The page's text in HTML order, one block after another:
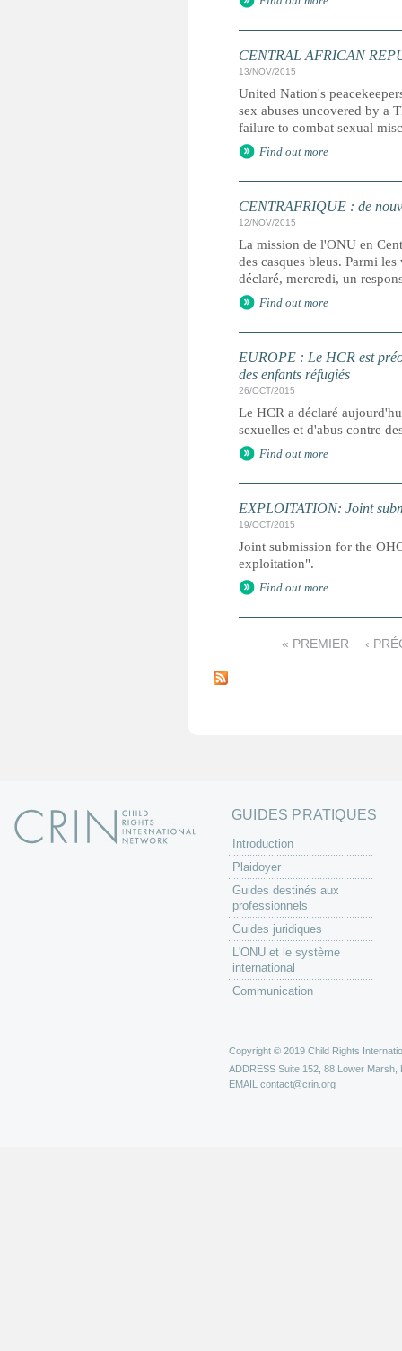
CENTRAL AFRICAN
13/NOV/2015
United Nation's
sex abuses uncovered by a
failure to combat sexual
Find out more
CENTRAFRIQUE : de
12/NOV/2015
La mission de l'ONU en
des casques bleus. Parmi
déclaré, mercredi, un
Find out more
EUROPE : Le HCR est
des enfants réfugiés
26/OCT/2015
Le HCR a déclaré
sexuelles et d'abus contre
Find out more
EXPLOITATION: Joint
19/OCT/2015
Joint submission for the
exploitation".
Find out more
a
« PREMIER ‹
GUIDES PRATIQUES
Introduction
Plaidoyer
Guides destinés aux
professionnels
Guides juridiques
L'ONU et le système
international
Communication
Copyright © 2019 Child Rights
ADDRESS Suite 152, 88 Lower Marsh,
EMAIL contact@crin.org